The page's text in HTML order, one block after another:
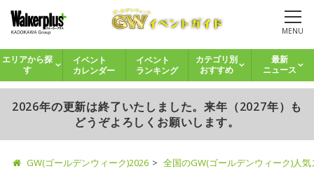
MENU
エリアから探
す
イベント
カレンダー
イベント
ランキング
カテゴリ別
おすすめ
最新
ニュース
2026年の更新は終了いたしました。来年（2027年）も
どうぞよろしくお願いします。
GW(ゴールデンウィーク)2026 全国のGW(ゴールデンウィーク)人